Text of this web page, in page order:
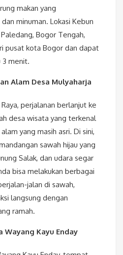
makan yang
minuman. Lokasi Kebun
Bogor Tengah,
pusat kota Bogor dan dapat
3 menit.
Alam Desa Mulyaharja
perjalanan berlanjut ke
desa wisata yang terkenal
yang masih asri. Di sini,
sawah hijau yang
Salak, dan udara segar
bisa melakukan berbagai
jalan di sawah,
langsung dengan
ramah.
Wayang Kayu Enday